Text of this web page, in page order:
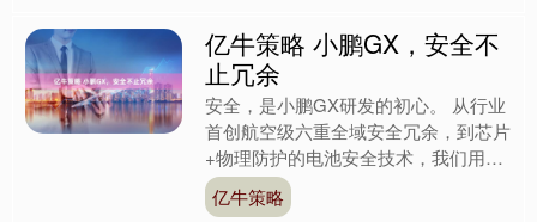
亿牛策略 小鹏GX，安全不
止冗余
安全，是小鹏GX研发的初心。 从行业
首创航空级六重全域安全冗余，到芯片
+物理防护的电池安全技术，我们用技
术的沉淀，为你造一台在任何环境下都
能放心依靠的车。 行业....
亿牛策略